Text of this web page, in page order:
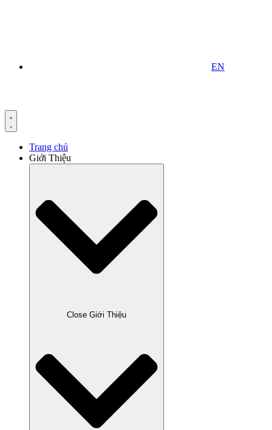
EN
Trang chủ
Giới Thiệu
Close Giới Thiệu